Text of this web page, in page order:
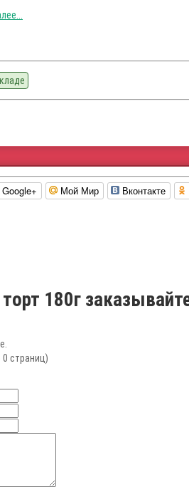
Google+ Мой Мир Вконтакте
180г
0 страниц)